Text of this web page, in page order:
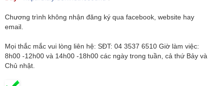
Chương trình không nhận đăng ký qua facebook, website hay
email.
Mọi thắc mắc vui lòng liên hệ: SĐT: 04 3537 6510 Giờ làm việc:
8h00 -12h00 và 14h00 -18h00 các ngày trong tuần, cả thứ Bảy và
Chủ nhật.